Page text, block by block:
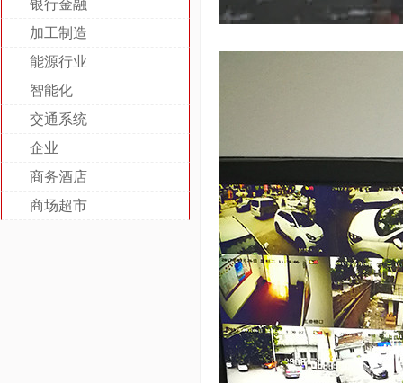
银行金融
加工制造
能源行业
智能化
交通系统
企业
商务酒店
商场超市